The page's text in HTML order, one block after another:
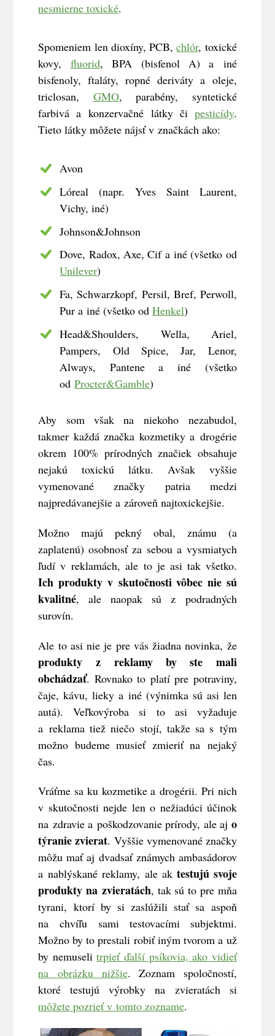
nesmierne toxické.
Spomeniem len dioxíny, PCB,chlór, toxické
kovy, fluorid, BPA (bisfenol A) a iné
bisfenoly, ftaláty, ropné deriváty a oleje,
triclosan, GMO, parabény, syntetické
farbivá a konzervačné látky či pesticídy.
Tieto látky môžete nájsť v značkách ako:
Avon
Lóreal (napr. Yves Saint Laurent,
Vichy, iné)
Johnson&Johnson
Dove, Radox, Axe, Cif a iné (všetko od
Unilever)
Fa, Schwarzkopf, Persil, Bref, Perwoll,
Pur a iné (všetko odHenkel)
Head&Shoulders, Wella, Ariel,
Pampers, Old Spice, Jar, Lenor,
Always, Pantene a iné (všetko
odProcter&Gamble)
Aby som však na niekoho nezabudol,
takmer každá značka kozmetiky a drogérie
okrem 100% prírodných značiek obsahuje
nejakú toxickú látku. Avšak vyššie
vymenované značky patria medzi
najpredávanejšie a zároveň najtoxickejšie.
Možno majú pekný obal, známu (a
zaplatenú) osobnosť za sebou a vysmiatych
ľudí v reklamách, ale to je asi tak všetko.
Ich produkty v skutočnosti vôbec nie sú
kvalitné, ale naopak sú z podradných
surovín.
Ale to asi nie je pre vás žiadna novinka, že
produkty z reklamy by ste mali
obchádzať. Rovnako to platí pre potraviny,
čaje, kávu, lieky a iné (výnimka sú asi len
autá). Veľkovýroba si to asi vyžaduje
a reklama tiež niečo stojí, takže sa s tým
možno budeme musieť zmieriť na nejaký
čas.
Vráťme sa ku kozmetike a drogérii. Pri nich
v skutočnosti nejde len o nežiadúci účinok
na zdravie a poškodzovanie prírody, ale aj o
týranie zvierat. Vyššie vymenované značky
môžu mať aj dvadsať známych ambasádorov
a nablýskané reklamy, ale ak testujú svoje
produkty na zvieratách, tak sú to pre mňa
tyrani, ktorí by si zaslúžili stať sa aspoň
na chvíľu sami testovacími subjektmi.
Možno by to prestali robiť iným tvorom a už
by nemuselitrpieť ďalší psíkovia, ako vidieť
na obrázku nižšie. Zoznam spoločností,
ktoré testujú výrobky na zvieratách si
môžete pozrieť v tomto zozname.